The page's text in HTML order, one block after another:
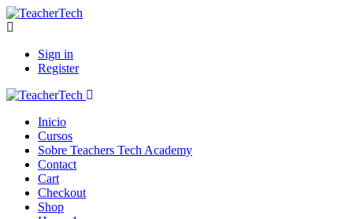
Sign in
Register
Inicio
Cursos
Sobre Teachers Tech Academy
Contact
Cart
Checkout
Shop